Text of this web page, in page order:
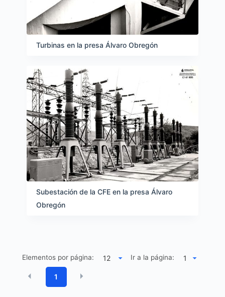
Turbinas en la presa Álvaro Obregón
Subestación de la CFE en la presa Álvaro
Obregón
Elementos por página: Ir a la página:
1